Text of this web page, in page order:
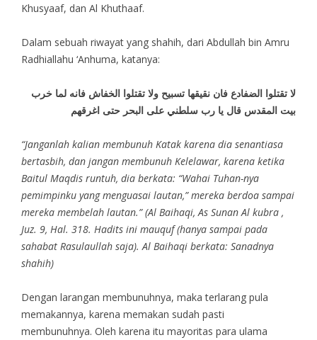
Khusyaaf, dan Al Khuthaaf.
Dalam sebuah riwayat yang shahih, dari Abdullah bin Amru
Radhiallahu ‘Anhuma, katanya:
لا تقتلوا الضفادع فان نقيقها تسبيح ولا تقتلوا الخفاش فانه لما خرب
بيت المقدس قال يا رب سلطني على البحر حتى اغرقهم
“Janganlah kalian membunuh Katak karena dia senantiasa
bertasbih, dan jangan membunuh Kelelawar, karena ketika
Baitul Maqdis runtuh, dia berkata: “Wahai Tuhan-nya
pemimpinku yang menguasai lautan,” mereka berdoa sampai
mereka membelah lautan.” (Al Baihaqi, As Sunan Al kubra ,
Juz. 9, Hal. 318. Hadits ini mauquf (hanya sampai pada
sahabat Rasulaullah saja). Al Baihaqi berkata: Sanadnya
shahih)
Dengan larangan membunuhnya, maka terlarang pula
memakannya, karena memakan sudah pasti
membunuhnya. Oleh karena itu mayoritas para ulama